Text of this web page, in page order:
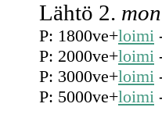
Lähtö 2.
P: 1800ve+loimi
P: 2000ve+loimi
P: 3000ve+loimi
P: 5000ve+loimi